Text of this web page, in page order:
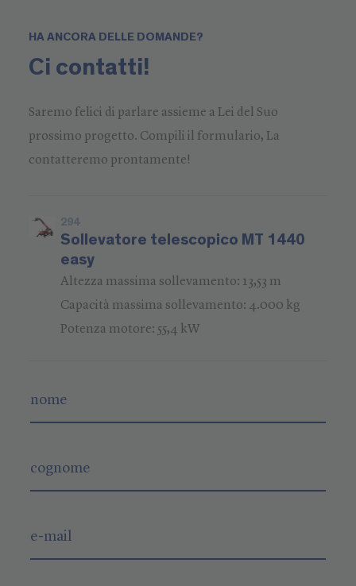
HA ANCORA DELLE DOMANDE?
Ci contatti!
Saremo felici di parlare assieme a Lei del Suo
prossimo progetto. Compili il formulario, La
contatteremo prontamente!
294
Sollevatore telescopico MT 1440
easy
Altezza massima sollevamento: 13,53 m
Capacità massima sollevamento: 4.000 kg
Potenza motore: 55,4 kW